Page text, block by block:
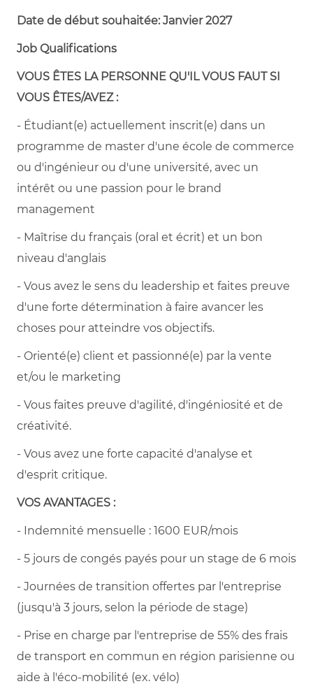
Date de début souhaitée:Janvier2027
Job Qualifications
VOUS ÊTES LA PERSONNE QU'IL VOUS FAUT SI
VOUS ÊTES/AVEZ :
- Étudiant(e) actuellement inscrit(e) dans un
programme de master d'une école de commerce
ou d'ingénieur ou d'une université, avec un
intérêt ou une passion pour le brand
management
- Maîtrise du français (oral et écrit) et un bon
niveau d'anglais
- Vous avez le sens du leadership et faites preuve
d'une forte détermination à faire avancer les
choses pour atteindre vos objectifs.
- Orienté(e) client et passionné(e) par la vente
et/ou le marketing
- Vous faites preuve d'agilité, d'ingéniosité et de
créativité.
- Vous avez une forte capacité d'analyse et
d'esprit critique.
VOS AVANTAGES :
- Indemnité mensuelle : 1600 EUR/mois
- 5 jours de congés payés pour un stage de 6 mois
- Journées de transition offertes par l'entreprise
(jusqu'à 3 jours, selon la période de stage)
- Prise en charge par l'entreprise de 55% des frais
de transport en commun en région parisienne ou
aide à l'éco-mobilité (ex. vélo)